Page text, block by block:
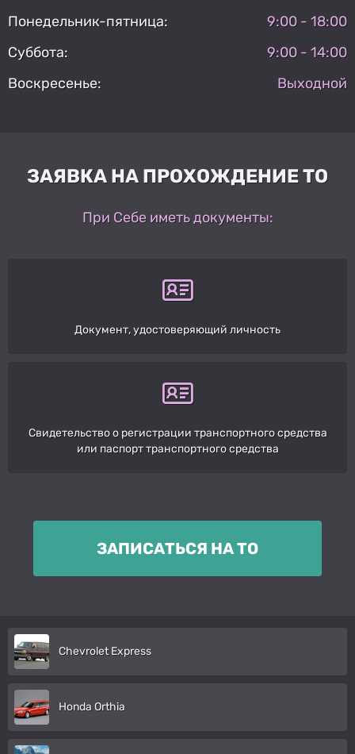
Понедельник-пятница:
9:00 - 18:00
Суббота:
9:00 - 14:00
Воскресенье:
Выходной
ЗАЯВКА НА ПРОХОЖДЕНИЕ ТО
При Себе иметь документы:
Документ, удостоверяющий личность
Свидетельство о регистрации транспортного средства
или паспорт транспортного средства
ЗАПИСАТЬСЯ НА ТО
Chevrolet Express
Honda Orthia